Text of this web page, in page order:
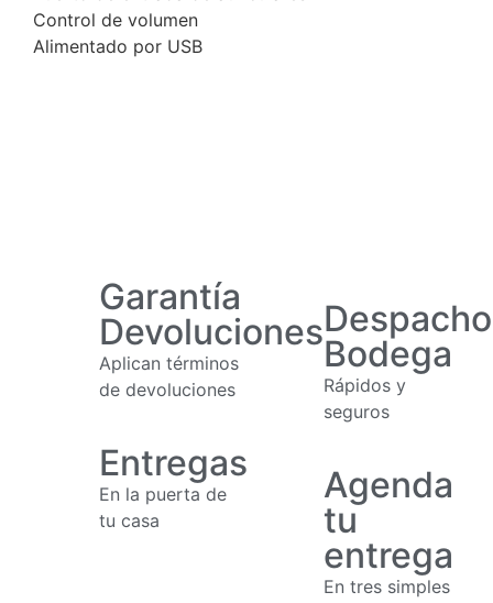
Control de volumen
Alimentado por USB
Garantía
Devoluciones
Aplican términos
de devoluciones
Bodega
Rápidos y
seguros
Entregas
En la puerta de
tu casa
Agenda
tu
entrega
En tres simples